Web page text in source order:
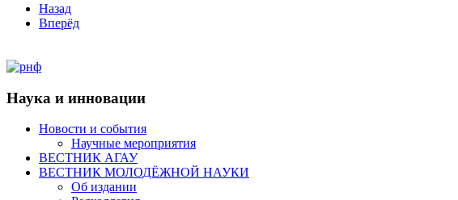
Назад
Вперёд
Наука и инновации
Новости и события
Научные мероприятия
ВЕСТНИК АГАУ
ВЕСТНИК МОЛОДЁЖНОЙ НАУКИ
Об издании